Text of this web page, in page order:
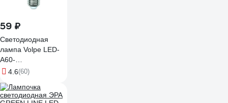
59 ₽
Светодиодная
лампа Volpe LED-
A60-
5W/4000K/E27/FR/SLS
4.6(60)